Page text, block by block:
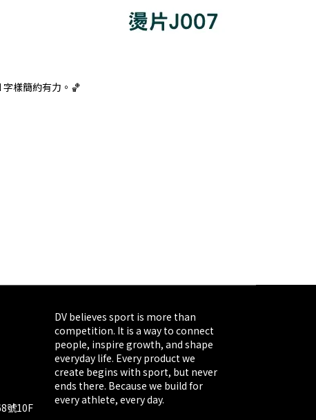
樣簡約有力。🏀
號10F
DV believes sport is more than
competition. It is a way to connect
people, inspire growth, and shape
everyday life. Every product we
create begins with sport, but never
ends there. Because we build for
every athlete, every day.